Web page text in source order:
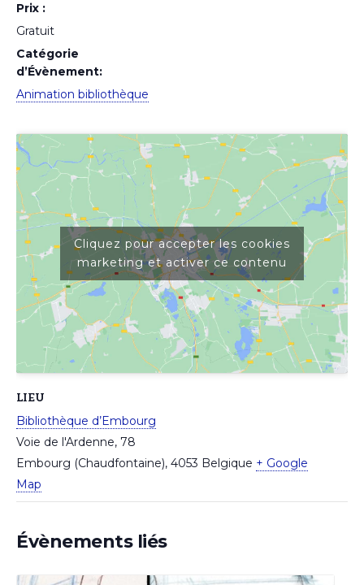
Prix :
Gratuit
Catégorie
d’Évènement:
Animation bibliothèque
LIEU
Bibliothèque d’Embourg
Voie de l'Ardenne, 78
Embourg (Chaudfontaine), 4053 Belgique + Google
Map
Cliquez pour accepter les cookies
marketing et activer ce contenu
Évènements liés